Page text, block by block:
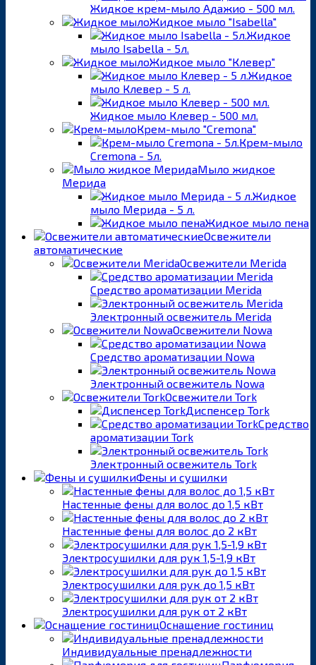
Жидкое крем-мыло Адажио - 500 мл.
Жидкое мыло "Isabella"
Жидкое
мыло Isabella - 5л.
Жидкое мыло "Клевер"
Жидкое
мыло Клевер - 5 л.
Жидкое мыло Клевер - 500 мл.
Крем-мыло "Cremona"
Крем-мыло
Cremona - 5л.
Мыло жидкое
Мерида
Жидкое
мыло Мерида - 5 л.
Жидкое мыло пена
Освежители
автоматические
Освежители Merida
Средство ароматизации Merida
Электронный освежитель Merida
Освежители Nowa
Средство ароматизации Nowa
Электронный освежитель Nowa
Освежители Tork
Диспенсер Tork
Средство
ароматизации Tork
Электронный освежитель Tork
Фены и сушилки
Настенные фены для волос до 1,5 кВт
Настенные фены для волос до 2 кВт
Электросушилки для рук 1,5-1,9 кВт
Электросушилки для рук до 1,5 кВт
Электросушилки для рук от 2 кВт
Оснащение гостиниц
Индивидуальные пренадлежности